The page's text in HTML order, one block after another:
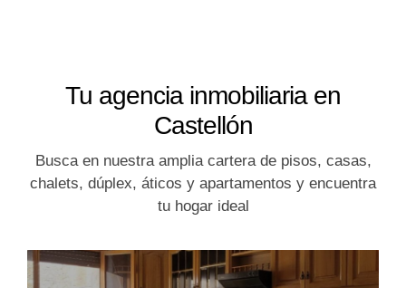
Tu agencia inmobiliaria en
Castellón
Busca en nuestra amplia cartera de pisos, casas,
chalets, dúplex, áticos y apartamentos y encuentra
tu hogar ideal